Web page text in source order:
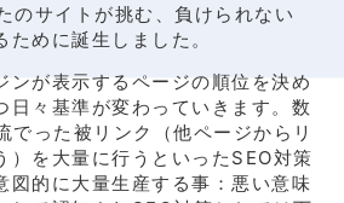
のサイトが挑む、負けられない
めに誕生しました。
ンが表示するページの順位を決め
日々基準が変わっていきます。数
でった被リンク（他ページからリ
）を大量に行うといったSEO対策
図的に大量生産する事：悪い意味